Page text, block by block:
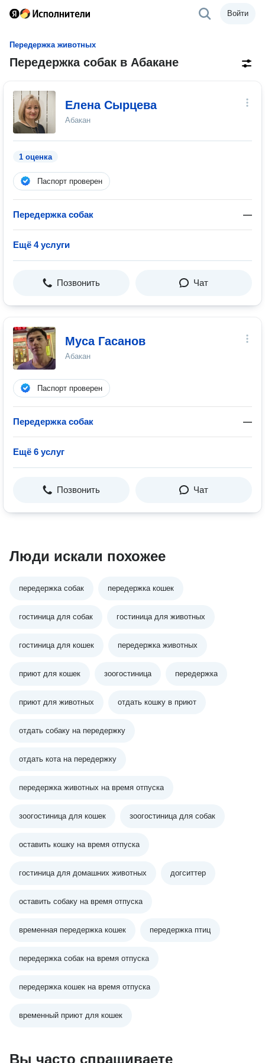
Войти
Передержка животных
Передержка собак в Абакане
Елена Сырцева
Абакан
1 оценка
Паспорт проверен
Передержка собак —
Ещё 4 услуги
Позвонить Чат
Муса Гасанов
Абакан
Паспорт проверен
Передержка собак —
Ещё 6 услуг
Позвонить Чат
Люди искали похожее
передержка собак передержка кошек
гостиница для собак гостиница для животных
гостиница для кошек передержка животных
приют для кошек зоогостиница передержка
приют для животных отдать кошку в приют
отдать собаку на передержку
отдать кота на передержку
передержка животных на время отпуска
зоогостиница для кошек зоогостиница для собак
оставить кошку на время отпуска
гостиница для домашних животных догситтер
оставить собаку на время отпуска
временная передержка кошек передержка птиц
передержка собак на время отпуска
передержка кошек на время отпуска
временный приют для кошек
Вы часто спрашиваете